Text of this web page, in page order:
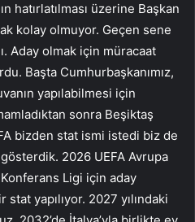
hatırlatılması üzerine Başkan
kolay olmuyor. Geçen sene
Aday olmak için müracaat
Başta Cumhurbaşkanımız,
yapılabilmesi için
sonra Beşiktaş
bizden stat ismi istedi biz de
gösterdik. 2026 UEFA Avrupa
Konferans Ligi için aday
yapılıyor. 2027 yılındaki